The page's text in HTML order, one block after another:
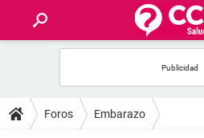
FOROS
Foros Embarazo